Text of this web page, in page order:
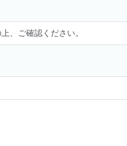
、ご確認ください。